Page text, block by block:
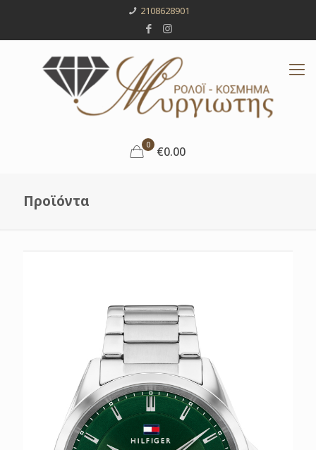
2108628901
0 €0.00
Προϊόντα